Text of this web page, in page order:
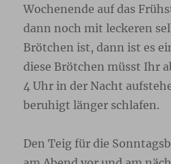
Wochenende auf das
dann noch mit leckeren
Brötchen ist, dann ist es
diese Brötchen müsst Ihr
4 Uhr in der Nacht
beruhigt länger schlafen.
Den Teig für die